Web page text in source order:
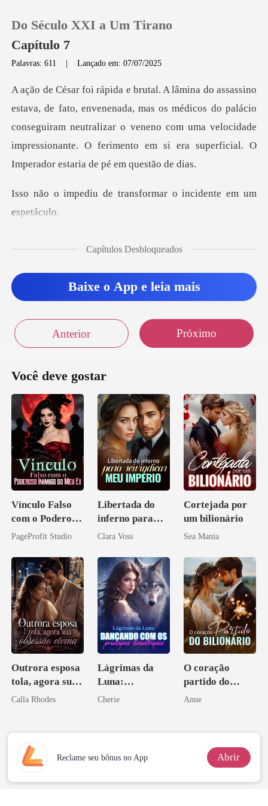
0
Loja
Sair
Do Século XXI a Um Tirano
Capítulo 7
Palavras: 611 |Lançado em: 07/07/2025
mas os médicos do palácio
conseguiram neutralizar o veneno com uma velocidade
impressi
transformar o incide
Capítulos Desbloqueados
Baixe o App e leia mais
Anterior Próximo
Você deve gostar
Vínculo Falso
com o Poderoso
Inimigo do Meu
PageProfit Studio
Libertada do
inferno para
reivindicar meu
Clara Voss
Cortejada por
um bilionário
Sea Mania
Outrora esposa
tola, agora sua
obsessão eterna
Calla Rhodes
Lágrimas da
Luna:
Dançando com
Cherie
O coração
partido do
bilionário
Anne
Reclame seu bônus no App Abrir